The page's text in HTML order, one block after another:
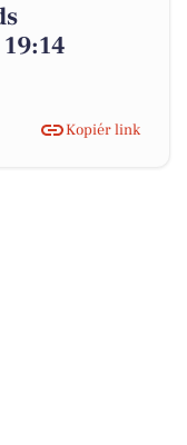
Kopiér link